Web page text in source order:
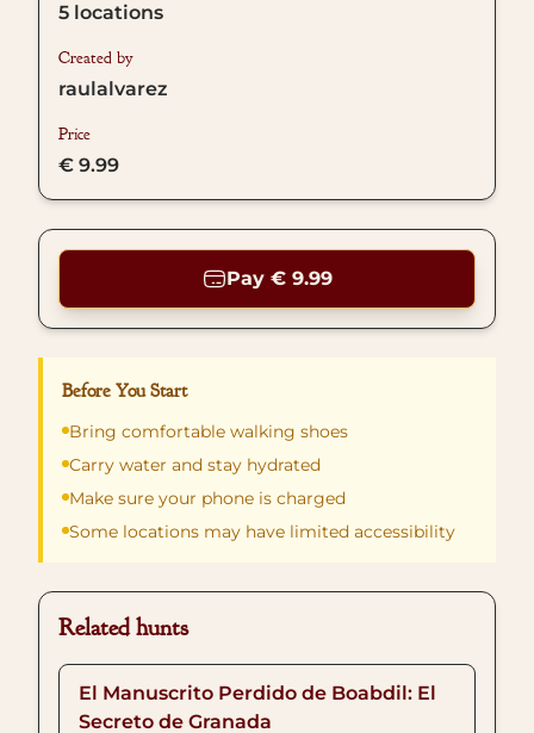
5 locations
Created by
raulalvarez
Price
€ 9.99
Pay € 9.99
Before You Start
Bring comfortable walking shoes
Carry water and stay hydrated
Make sure your phone is charged
Some locations may have limited accessibility
Related hunts
El Manuscrito Perdido de Boabdil: El
Secreto de Granada